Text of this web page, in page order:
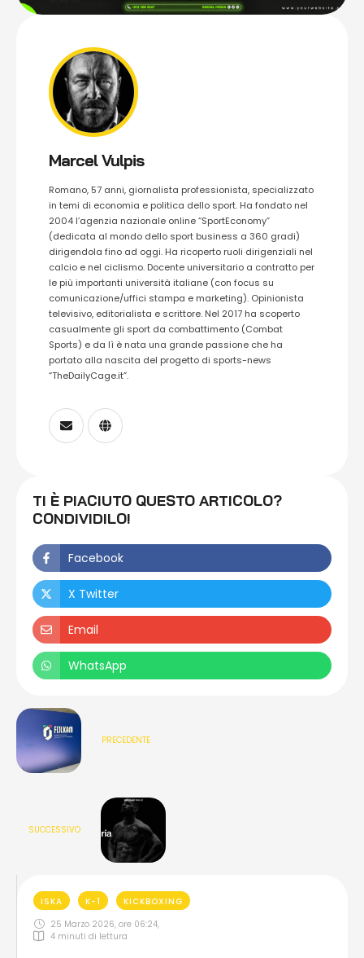
Marcel Vulpis
Romano, 57 anni, giornalista professionista, specializzato
in temi di economia e politica dello sport. Ha fondato nel
2004 l’agenzia nazionale online “SportEconomy”
(dedicata al mondo dello sport business a 360 gradi)
dirigendola fino ad oggi. Ha ricoperto ruoli dirigenziali nel
calcio e nel ciclismo. Docente universitario a contratto per
le più importanti università italiane (con focus su
comunicazione/uffici stampa e marketing). Opinionista
televisivo, editorialista e scrittore. Nel 2017 ha scoperto
casualmente gli sport da combattimento (Combat
Sports) e da lì è nata una grande passione che ha
portato alla nascita del progetto di sports-news
“TheDailyCage.it”.
TI È PIACIUTO QUESTO ARTICOLO?
CONDIVIDILO!
Facebook
X Twitter
Email
WhatsApp
PRECEDENTE
SUCCESSIVO
ISKA K-1
KICKBOXING
25 Marzo 2026, ore 06:24,
4 minuti di lettura